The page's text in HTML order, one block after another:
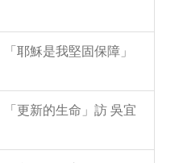
耶穌是我堅固保障」
更新的生命」訪 吳宜